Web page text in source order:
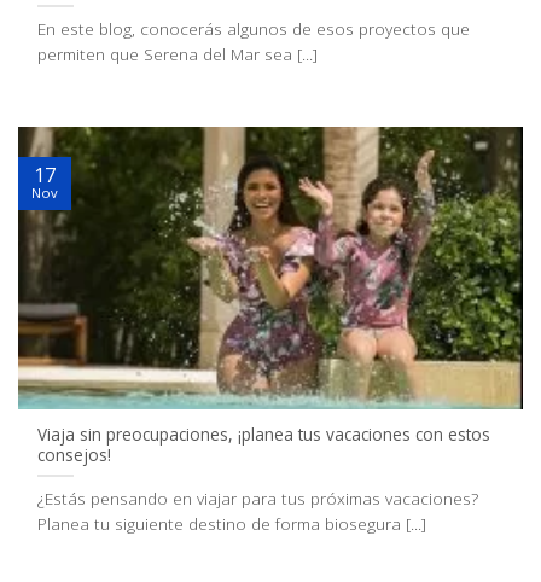
En este blog, conocerás algunos de esos proyectos que
permiten que Serena del Mar sea [...]
Viaja sin preocupaciones, ¡planea tus vacaciones con estos
consejos!
¿Estás pensando en viajar para tus próximas vacaciones?
Planea tu siguiente destino de forma biosegura [...]
17
Nov